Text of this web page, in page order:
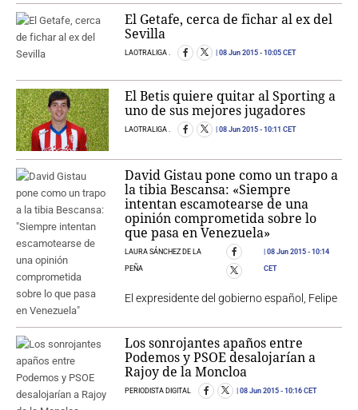
El Getafe, cerca de fichar al ex del
Sevilla
LAOTRALIGA . 08 Jun 2015 - 10:05 CET
El Betis quiere quitar al Sporting a
uno de sus mejores jugadores
LAOTRALIGA . 08 Jun 2015 - 10:11 CET
David Gistau pone como un trapo a
la tibia Bescansa: «Siempre
intentan escamotearse de una
opinión comprometida sobre lo
que pasa en Venezuela»
LAURA SÁNCHEZ DE LA
PEÑA
08 Jun 2015- 10:14
CET
El expresidente del gobierno español, Felipe
Los sonrojantes apaños entre
Podemos y PSOE desalojarían a
Rajoy de la Moncloa
PERIODISTA DIGITAL 08 Jun 2015 - 10:16 CET